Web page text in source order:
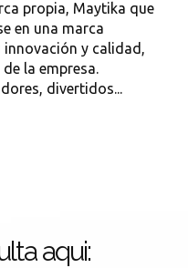
propia, Maytika que
en una marca
y calidad,
la empresa.
divertidos...
aqui: